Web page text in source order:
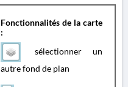
Fonctionnalités de la carte
:
sélectionner un
autre fond de plan